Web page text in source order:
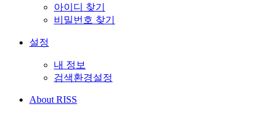
아이디 찾기
비밀번호 찾기
설정
내 정보
검색환경설정
About RISS